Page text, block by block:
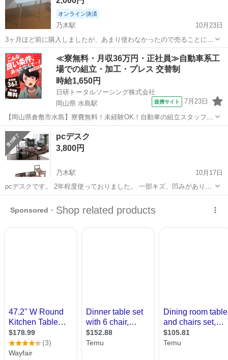
オンライン決済
乃木駅
10月23日
3ヶ月ほど前に購入しましたが、あまり使わなかったので売ることにし
ました。傷や汚れもなく、美品だと思いますが、神経質な方はご遠慮
ください。受け渡しの際は分解した方がいいか、そのままかをお伝え
ください。
島根 松江市 乃木駅 ダイニングセット デスク
≪寮無料・月収36万円・正社員≫自動車系工
場での組立・加工・プレス 交替制
時給1,650円
日研トータルソーシング株式会社
岡山県 水島駅
提携サイト 7月23日
【岡山県倉敷市水島】寮費無料！未経験OK！自動車の組立スタッフ
《お仕事No.NS0089》 お仕事について 車の組立作業です。専用レール
に乗って流れてくる車の骨組みに、車内外の各部品・ハンドル・足回
り・ドア・シートなどの各...
岡山 倉敷市 水島駅
pcデスク
3,800円
乃木駅
10月17日
pcデスクです。 2年程度使っておりました。 一部キズ、凹みがありま
すが問題なく使用できます。 1日おきに値段下げたいと思います。 気
になる方はお早めに。 受け取り場所については近隣なら調整可能で